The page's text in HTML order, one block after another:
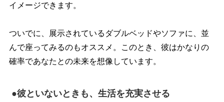
イメージできます。
ついでに、展示されているダブルベッドやソファに、並
んで座ってみるのもオススメ。このとき、彼はかなりの
確率であなたとの未来を想像しています。
●彼といないときも、生活を充実させる